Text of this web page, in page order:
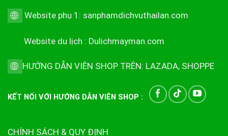
Website phụ 1: sanphamdichvuthailan.com
Website du lịch : Dulichmayman.com
HƯỚNG DẪN VIÊN SHOP TRÊN: LAZADA, SHOPPE
KẾT NỐI VỚI HƯỚNG DẪN VIÊN SHOP :
CHÍNH SÁCH & QUY ĐỊNH